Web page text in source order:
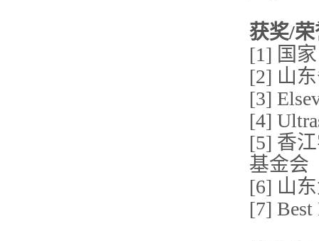
获奖/荣
[1] 国
[2] 山
[3]
[4]
[5] 香
基金会
[6] 山
[7] Best